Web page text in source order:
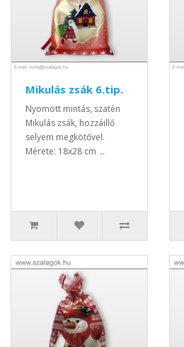
Mikulás zsák 6.tip.
Nyomott mintás, szatén
Mikulás zsák, hozzáillő
selyem megkötővel.
Mérete: 18x28 cm ..